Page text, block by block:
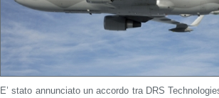
E’ stato annunciato un accordo tra DRS